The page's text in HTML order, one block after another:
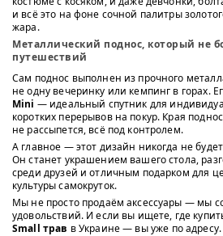
и всё это на фоне сочной палитры
жара.
Металлический поднос, который не
путешествий
Сам поднос выполнен из прочного
не одну вечеринку или кемпинг в горах.
Mini — идеальный спутник для
коротких перерывов на покур. Края
не рассыпется, всё под контролем.
А главное — этот дизайн никогда не
Он станет украшением вашего стола,
среди друзей и отличным подарком для
культуры самокруток.
Мы не просто продаём аксессуары — мы
удовольствий. И если вы ищете, где
Small трав в Украине — вы уже по адресу.